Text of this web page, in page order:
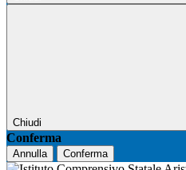
Chiudi
Conferma
Annulla Conferma